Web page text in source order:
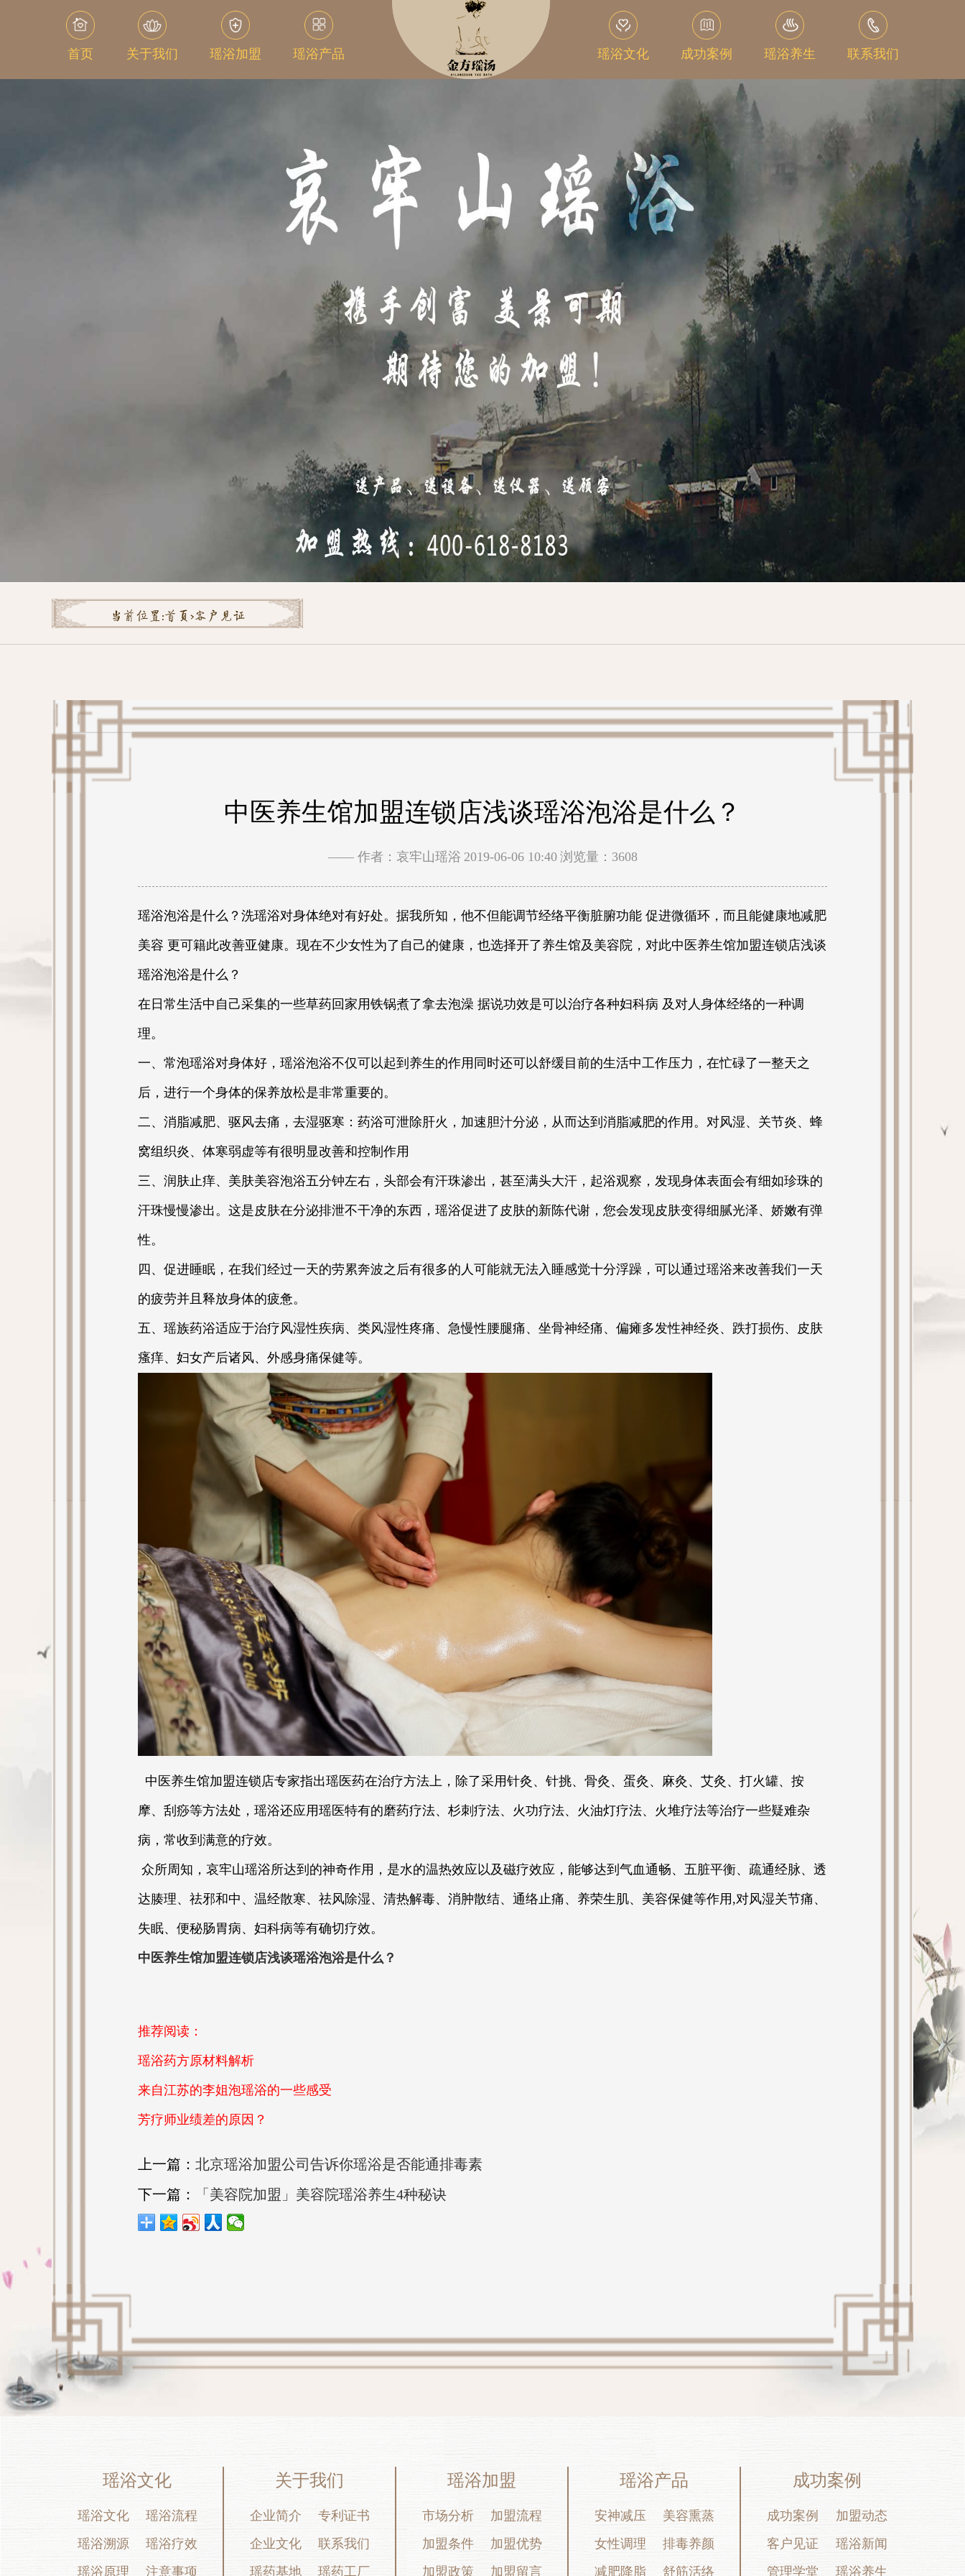
首页 关于我们 瑶浴加盟 瑶浴产品 瑶浴文化 成功案例 瑶浴养生 联系我们
当前位置:首页>客户见证
中医养生馆加盟连锁店浅谈瑶浴泡浴是什么？
—— 作者：哀牢山瑶浴 2019-06-06 10:40 浏览量：3608
瑶浴泡浴是什么？洗瑶浴对身体绝对有好处。据我所知，他不但能调节经络平衡脏腑功能 促进微循环，而且能健康地减肥
美容 更可籍此改善亚健康。现在不少女性为了自己的健康，也选择开了养生馆及美容院，对此中医养生馆加盟连锁店浅谈
瑶浴泡浴是什么？
在日常生活中自己采集的一些草药回家用铁锅煮了拿去泡澡 据说功效是可以治疗各种妇科病 及对人身体经络的一种调
理。
一、常泡瑶浴对身体好，瑶浴泡浴不仅可以起到养生的作用同时还可以舒缓目前的生活中工作压力，在忙碌了一整天之
后，进行一个身体的保养放松是非常重要的。
二、消脂减肥、驱风去痛，去湿驱寒：药浴可泄除肝火，加速胆汁分泌，从而达到消脂减肥的作用。对风湿、关节炎、蜂
窝组织炎、体寒弱虚等有很明显改善和控制作用
三、润肤止痒、美肤美容泡浴五分钟左右，头部会有汗珠渗出，甚至满头大汗，起浴观察，发现身体表面会有细如珍珠的
汗珠慢慢渗出。这是皮肤在分泌排泄不干净的东西，瑶浴促进了皮肤的新陈代谢，您会发现皮肤变得细腻光泽、娇嫩有弹
性。
四、促进睡眠，在我们经过一天的劳累奔波之后有很多的人可能就无法入睡感觉十分浮躁，可以通过瑶浴来改善我们一天
的疲劳并且释放身体的疲惫。
五、瑶族药浴适应于治疗风湿性疾病、类风湿性疼痛、急慢性腰腿痛、坐骨神经痛、偏瘫多发性神经炎、跌打损伤、皮肤
瘙痒、妇女产后诸风、外感身痛保健等。
中医养生馆加盟连锁店专家指出瑶医药在治疗方法上，除了采用针灸、针挑、骨灸、蛋灸、麻灸、艾灸、打火罐、按
摩、刮痧等方法处，瑶浴还应用瑶医特有的磨药疗法、杉刺疗法、火功疗法、火油灯疗法、火堆疗法等治疗一些疑难杂
病，常收到满意的疗效。
众所周知，哀牢山瑶浴所达到的神奇作用，是水的温热效应以及磁疗效应，能够达到气血通畅、五脏平衡、疏通经脉、透
达腠理、祛邪和中、温经散寒、祛风除湿、清热解毒、消肿散结、通络止痛、养荣生肌、美容保健等作用,对风湿关节痛、
失眠、便秘肠胃病、妇科病等有确切疗效。
中医养生馆加盟连锁店浅谈瑶浴泡浴是什么？
推荐阅读：
瑶浴药方原材料解析
来自江苏的李姐泡瑶浴的一些感受
芳疗师业绩差的原因？
上一篇： 北京瑶浴加盟公司告诉你瑶浴是否能通排毒素
下一篇：
「美容院加盟」美容院瑶浴养生4种秘诀
瑶浴文化
瑶浴文化
瑶浴流程
瑶浴溯源
瑶浴疗效
瑶浴原理
注意事项
关于我们
企业简介
专利证书
企业文化
联系我们
瑶药基地
瑶药工厂
瑶浴加盟
市场分析
加盟流程
加盟条件
加盟优势
加盟政策
加盟留言
瑶浴产品
安神减压
美容熏蒸
女性调理
排毒养颜
减肥降脂
舒筋活络
成功案例
成功案例
加盟动态
客户见证
瑶浴新闻
管理学堂
瑶浴养生